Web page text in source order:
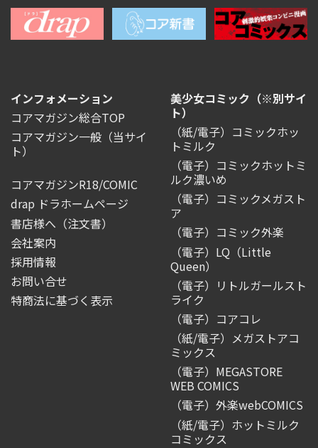
インフォメーション
コアマガジン総合TOP
コアマガジン一般 （当サイ
ト）
コアマガジンR18/COMIC
drap ドラホームページ
書店様へ（注文書）
会社案内
採用情報
お問い合せ
特商法に基づく表示
美少女コミック（※別サイ
ト）
（紙/電子）コミックホッ
トミルク
（電子）コミックホットミ
ルク濃いめ
（電子）コミックメガスト
ア
（電子）コミック外楽
（電子）LQ（Little
Queen）
（電子）リトルガールスト
ライク
（電子）コアコレ
（紙/電子）メガストアコ
ミックス
（電子）MEGASTORE
WEB COMICS
（電子）外楽webCOMICS
（紙/電子）ホットミルク
コミックス